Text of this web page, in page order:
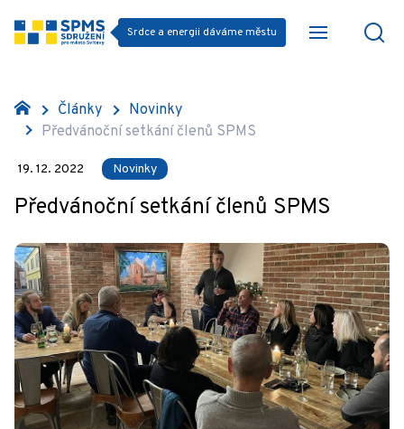
Srdce a energii dáváme městu
Články
Novinky
Předvánoční setkání členů SPMS
19. 12. 2022 Novinky
Předvánoční setkání členů SPMS